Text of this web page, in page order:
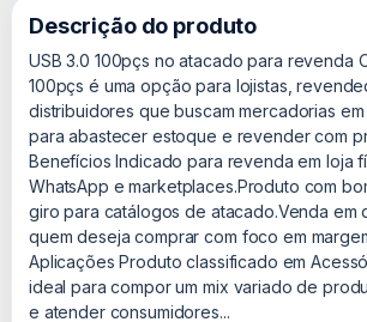
Descrição do produto
USB 3.0 100pçs no atacado para revenda
100pçs é uma opção para lojistas,
distribuidores que buscam mercadorias
para abastecer estoque e revender com
Benefícios Indicado para revenda em loja
WhatsApp e marketplaces.Produto com
giro para catálogos de atacado.Venda em
quem deseja comprar com foco em
Aplicações Produto classificado em
ideal para compor um mix variado de
e atender consumidores...